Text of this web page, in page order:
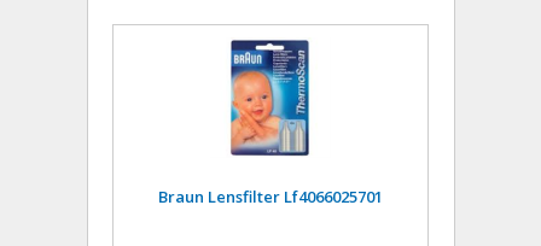
Braun Lensfilter Lf4066025701